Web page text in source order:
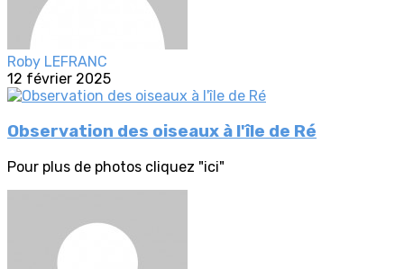
Roby LEFRANC
12 février 2025
Observation des oiseaux à l'île de Ré
Pour plus de photos cliquez "ici"